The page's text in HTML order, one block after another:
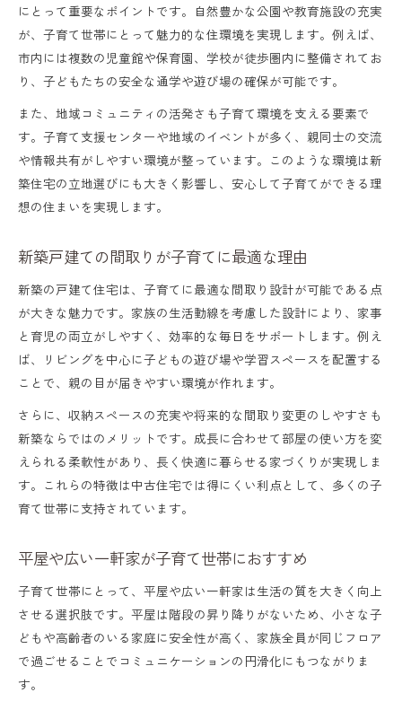
にとって重要なポイントです。自然豊かな公園や教育施設の充実
が、子育て世帯にとって魅力的な住環境を実現します。例えば、
市内には複数の児童館や保育園、学校が徒歩圏内に整備されてお
り、子どもたちの安全な通学や遊び場の確保が可能です。
また、地域コミュニティの活発さも子育て環境を支える要素で
す。子育て支援センターや地域のイベントが多く、親同士の交流
や情報共有がしやすい環境が整っています。このような環境は新
築住宅の立地選びにも大きく影響し、安心して子育てができる理
想の住まいを実現します。
新築戸建ての間取りが子育てに最適な理由
新築の戸建て住宅は、子育てに最適な間取り設計が可能である点
が大きな魅力です。家族の生活動線を考慮した設計により、家事
と育児の両立がしやすく、効率的な毎日をサポートします。例え
ば、リビングを中心に子どもの遊び場や学習スペースを配置する
ことで、親の目が届きやすい環境が作れます。
さらに、収納スペースの充実や将来的な間取り変更のしやすさも
新築ならではのメリットです。成長に合わせて部屋の使い方を変
えられる柔軟性があり、長く快適に暮らせる家づくりが実現しま
す。これらの特徴は中古住宅では得にくい利点として、多くの子
育て世帯に支持されています。
平屋や広い一軒家が子育て世帯におすすめ
子育て世帯にとって、平屋や広い一軒家は生活の質を大きく向上
させる選択肢です。平屋は階段の昇り降りがないため、小さな子
どもや高齢者のいる家庭に安全性が高く、家族全員が同じフロア
で過ごせることでコミュニケーションの円滑化にもつながりま
す。